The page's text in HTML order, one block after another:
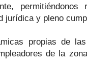
permitiéndonos
jurídica y pleno
propias de
de la